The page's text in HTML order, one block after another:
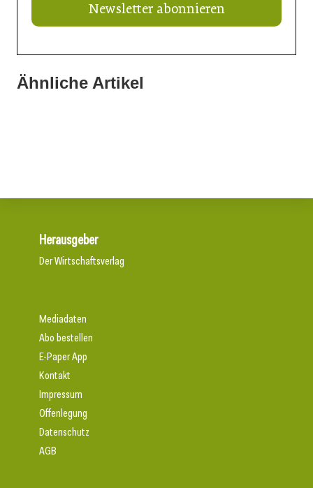
Newsletter abonnieren
Ähnliche Artikel
18. Juni 2026
Herausgeber
Der Wirtschaftsverlag
Mediadaten
Abo bestellen
E-Paper App
Kontakt
Impressum
Offenlegung
Datenschutz
AGB